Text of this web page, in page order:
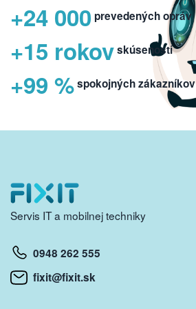
+24 000 prevedených opráv
+15 rokovskúseností
+99 %spokojných zákazníkov
Servis IT a mobilnej techniky
0948 262 555
fixit@fixit.sk